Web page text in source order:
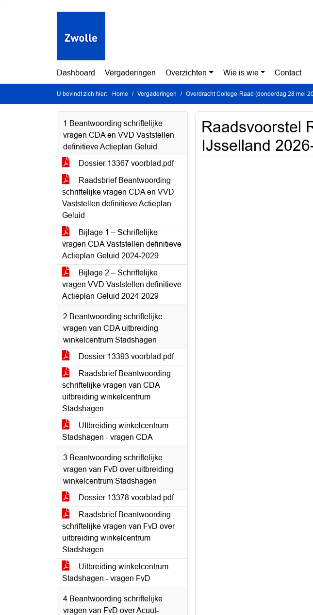
Ga naar de inhoud van deze pagina
Ga naar het zoeken
Ga naar het menu
Dashboard Vergaderingen Overzichten Wie is wie Contact
U bevindt zich hier: Home Vergaderingen Overdracht College-Raad (donderdag 28 mei
1 Beantwoording schriftelijke
vragen CDA en VVD Vaststellen
definitieve Actieplan Geluid
Dossier 13367 voorblad.pdf
Raadsbrief Beantwoording
schriftelijke vragen CDA en VVD
Vaststellen definitieve Actieplan
Geluid
Bijlage 1 – Schriftelijke
vragen CDA Vaststellen definitieve
Actieplan Geluid 2024-2029
Bijlage 2 – Schriftelijke
vragen VVD Vaststellen definitieve
Actieplan Geluid 2024-2029
2 Beantwoording schriftelijke
vragen van CDA uitbreiding
winkelcentrum Stadshagen
Dossier 13393 voorblad.pdf
Raadsbrief Beantwoording
schriftelijke vragen van CDA
uitbreiding winkelcentrum
Stadshagen
UItbreiding winkelcentrum
Stadshagen - vragen CDA
3 Beantwoording schriftelijke
vragen van FvD over uitbreiding
winkelcentrum Stadshagen
Dossier 13378 voorblad.pdf
Raadsbrief Beantwoording
schriftelijke vragen van FvD over
uitbreiding winkelcentrum
Stadshagen
Uitbreiding winkelcentrum
Stadshagen - vragen FvD
4 Beantwoording schriftelijke
vragen van FvD over Acuut-
Raadsvoorstel
IJsselland